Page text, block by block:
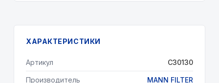
ХАРАКТЕРИСТИКИ
Артикул C30130
Производитель MANN FILTER